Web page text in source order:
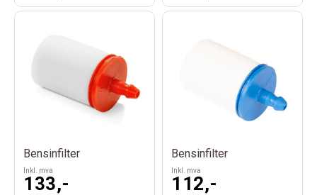
Bensinfilter
Inkl. mva
133,-
Bensinfilter
Inkl. mva
112,-